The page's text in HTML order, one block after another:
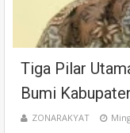
Tiga Pilar
Bumi
ZONARAKYAT